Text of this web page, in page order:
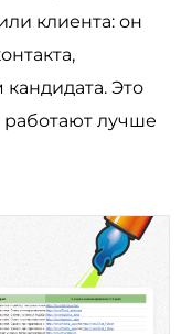
клиента: он
Это
работают лучше